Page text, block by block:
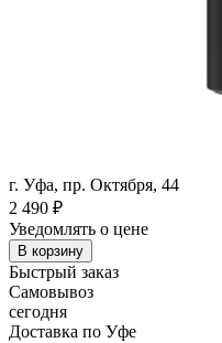
г. Уфа, пр. Октября, 44
2 490 ₽
Уведомлять о цене
В корзину
Быстрый заказ
Самовывоз
сегодня
Доставка по Уфе